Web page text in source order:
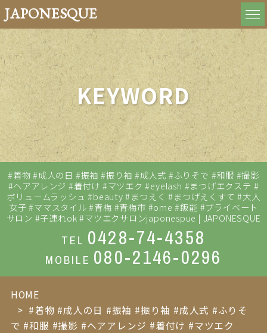
JAPONESQUE
KEYWORD
#着物 #成人の日 #振袖 #振り袖 #成人式 #ふりそで #和服 #撮影
#ヘアアレンジ #着付け #マツエク #eyelash #まつげエクステ #
ボリュームラッシュ #beauty #まつえく #まつげえくすて #大人
女子 #ママスタイル #青梅 #青梅市 #ome #飯能 #プライベート
サロン #子連れok #マツエクサロンjaponespue | JAPONESQUE
TEL 0428-74-4358
MOBILE 080-2146-0296
HOME
#着物 #成人の日 #振袖 #振り袖 #成人式 #ふりそ
で #和服 #撮影 #ヘアアレンジ #着付け #マツエク